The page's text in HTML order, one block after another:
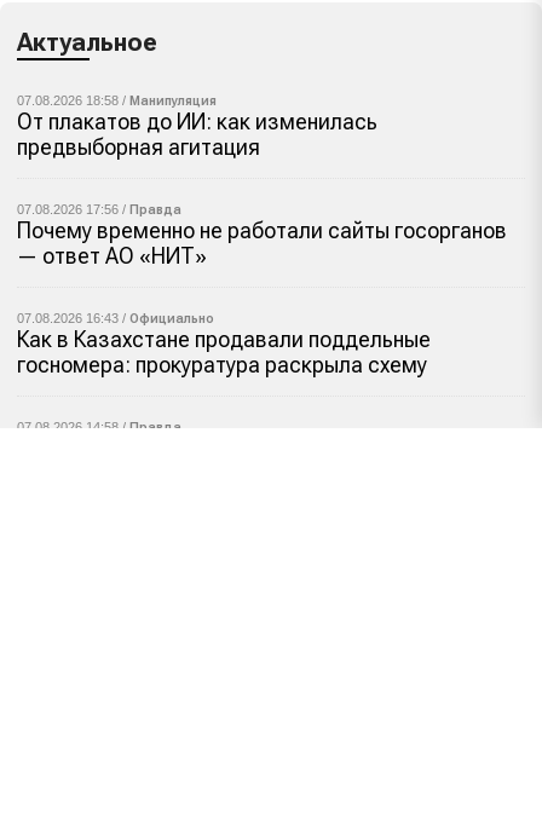
Актуальное
07.08.2026 18:58 / Манипуляция
От плакатов до ИИ: как изменилась
предвыборная агитация
07.08.2026 17:56 / Правда
Почему временно не работали сайты госорганов
— ответ АО «НИТ»
07.08.2026 16:43 / Официально
Как в Казахстане продавали поддельные
госномера: прокуратура раскрыла схему
07.08.2026 14:58 / Правда